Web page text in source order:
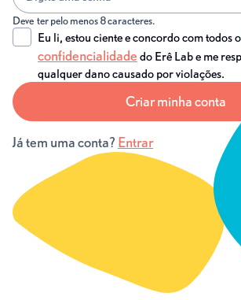
Deve ter pelo menos 8 caracteres.
Eu li, estou ciente e concordo com todos
confidencialidade do Erê Lab e me
qualquer dano causado por violações.
Já tem uma conta? Entrar